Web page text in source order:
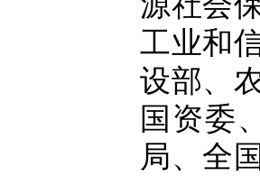
工业和
设部、
国资委
局、全